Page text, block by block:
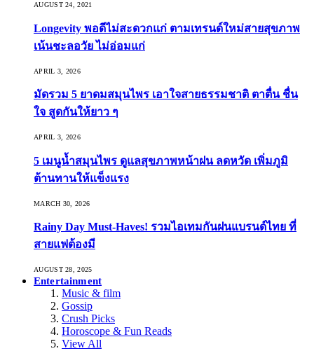
AUGUST 24, 2021
Longevity พอดีไม่สะดวกแก่ ตามเทรนด์ใหม่สายสุขภาพ
เน้นชะลอวัย ไม่อ่อมแก่
APRIL 3, 2026
มัดรวม 5 ยาดมสมุนไพร เอาใจสายธรรมชาติ ตาตื่น ชื่น
ใจ สูดกันให้ยาว ๆ
APRIL 3, 2026
5 เมนูน้ำสมุนไพร ดูแลสุขภาพหน้าฝน ลดหวัด เพิ่มภูมิ
ต้านทานให้แข็งแรง
MARCH 30, 2026
Rainy Day Must-Haves! รวมไอเทมกันฝนแบรนด์ไทย ที่
สายแฟต้องมี
AUGUST 28, 2025
Entertainment
Music & film
Gossip
Crush Picks
Horoscope & Fun Reads
View All